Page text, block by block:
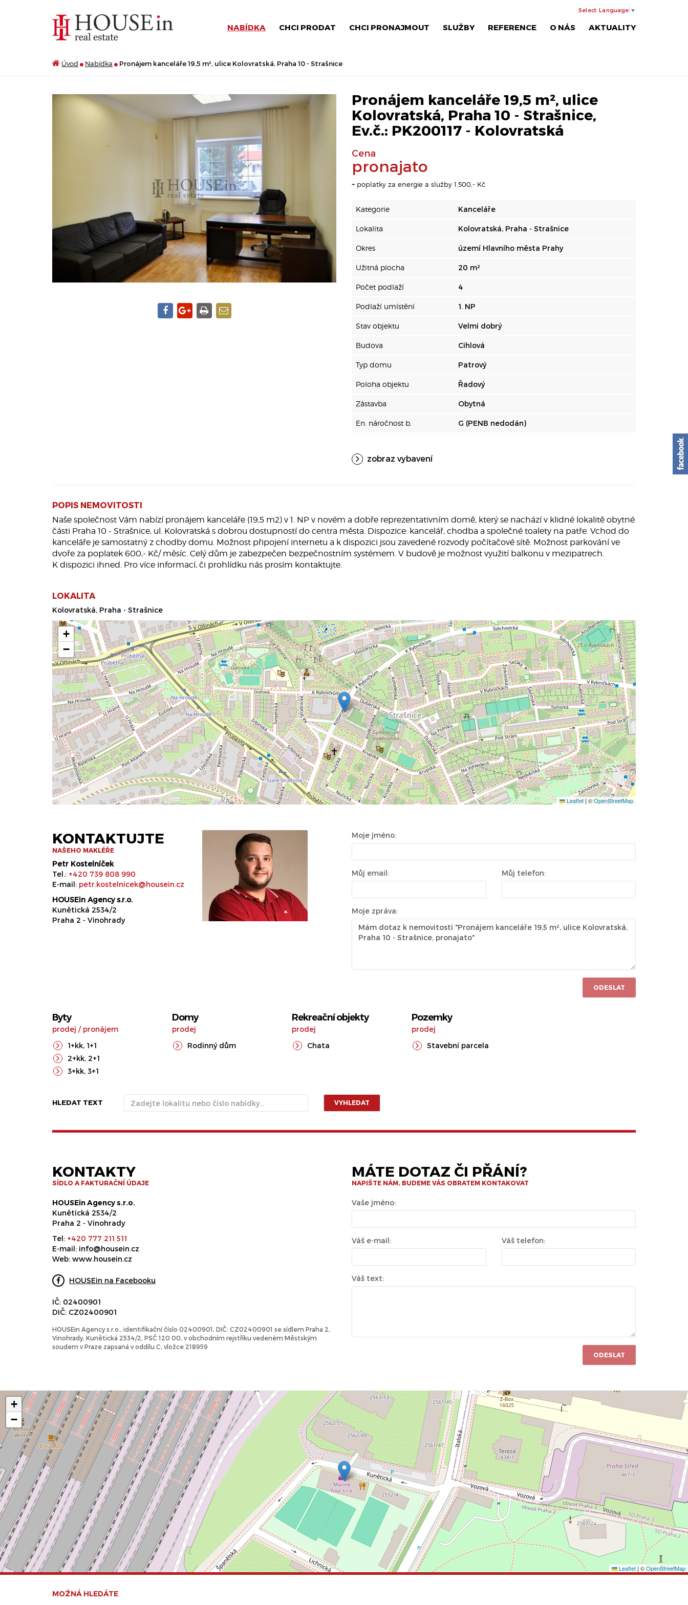
NABÍDKA CHCI PRODAT CHCI PRONAJMOUT SLUŽBY REFERENCE O NÁS AKTUALITY
Select Language ▼
Úvod Nabídka Pronájem kanceláře 19,5 m², ulice Kolovratská, Praha 10 - Strašnice
Pronájem kanceláře 19,5 m², ulice
Kolovratská, Praha 10 - Strašnice,
Ev.č.: PK200117 - Kolovratská
Cena
pronajato
+ poplatky za energie a služby 1.500,- Kč
Kategorie Kanceláře
Lokalita Kolovratská, Praha - Strašnice
Okres území Hlavního města Prahy
Užitná plocha 20 m²
Počet podlaží 4
Podlaží umístění 1. NP
Stav objektu Velmi dobrý
Budova Cihlová
Typ domu Patrový
Poloha objektu Řadový
Zástavba Obytná
En. náročnost b. G (PENB nedodán)
zobraz vybavení
POPIS NEMOVITOSTI
Naše společnost Vám nabízí pronájem kanceláře (19,5 m2) v 1. NP v novém a dobře reprezentativním domě, který se nachází v klidné lokalitě obytné
části Praha 10 - Strašnice, ul. Kolovratská s dobrou dostupností do centra města. Dispozice: kancelář, chodba a společné toalety na patře. Vchod do
kanceláře je samostatný z chodby domu. Možnost připojení internetu a k dispozici jsou zavedené rozvody počítačové sítě. Možnost parkování ve
dvoře za poplatek 600,- Kč/ měsíc. Celý dům je zabezpečen bezpečnostním systémem. V budově je možnost využití balkonu v mezipatrech.
K dispozici ihned. Pro více informací, či prohlídku nás prosím kontaktujte.
LOKALITA
Kolovratská, Praha - Strašnice
+
−
Leaflet | ©OpenStreetMap
KONTAKTUJTE
NAŠEHO MAKLÉŘE
Petr Kostelníček
Tel.: +420 739 808 990
E-mail: petr.kostelnicek@housein.cz
HOUSEin Agency s.r.o.
Kunětická 2534/2
Praha 2 - Vinohrady
Moje jméno:
Můj email: Můj telefon:
Moje zpráva:
ODESLAT
Byty
prodej / pronájem
1+kk, 1+1
2+kk, 2+1
3+kk, 3+1
Domy
prodej
Rodinný dům
Rekreační objekty
prodej
Chata
Pozemky
prodej
Stavební parcela
HLEDAT TEXT VYHLEDAT
KONTAKTY
SÍDLO A FAKTURAČNÍ ÚDAJE
HOUSEin Agency s.r.o.
Kunětická 2534/2
Praha 2 - Vinohrady
Tel: +420 777 211 511
E-mail: info@housein.cz
Web: www.housein.cz
HOUSEin na Facebooku
IČ: 02400901
DIČ: CZ02400901
HOUSEin Agency s.r.o., identifikační číslo 02400901, DIČ: CZ02400901 se sídlem Praha 2,
Vinohrady, Kunětická 2534/2, PSČ 120 00, v obchodním rejstříku vedeném Městským
soudem v Praze zapsaná v oddílu C, vložce 218959
MÁTE DOTAZ ČI PŘÁNÍ?
NAPIŠTE NÁM, BUDEME VÁS OBRATEM KONTAKOVAT
Vaše jméno:
Váš e-mail: Váš telefon:
Váš text:
ODESLAT
+
−
Leaflet |©OpenStreetMap
MOŽNÁ HLEDÁTE